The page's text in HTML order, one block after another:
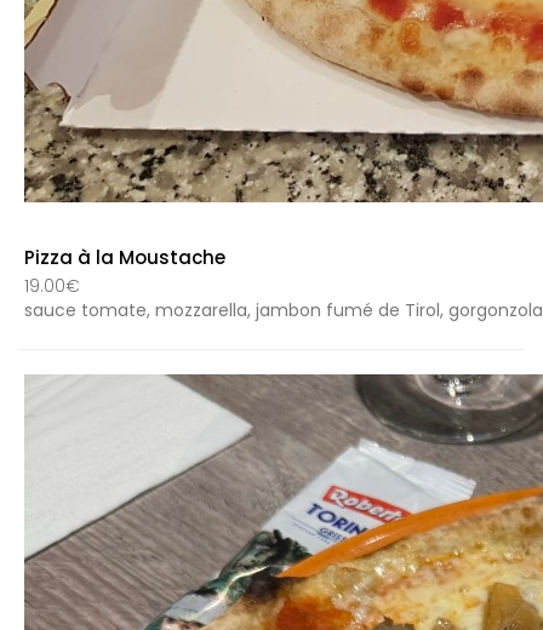
Pizza à la Moustache
19.00€
sauce tomate, mozzarella, jambon fumé de Tirol, gorgonzola